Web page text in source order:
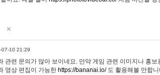
07-10 21:29
관련 문의가 많아 보이네요. 만약 게임 관련 이미지나 홍보
영상 편집이 가능한 https://bananai.io/도 활용해볼 만합니